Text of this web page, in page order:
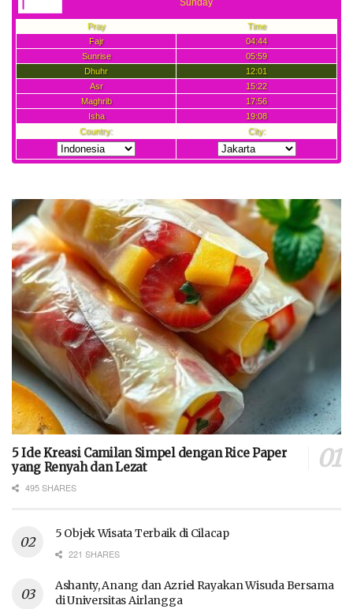
5 Ide Kreasi Camilan Simpel dengan Rice Paper
yang Renyah dan Lezat
495 SHARES
5 Objek Wisata Terbaik di Cilacap
221 SHARES
Ashanty, Anang dan Azriel Rayakan Wisuda Bersama
di Universitas Airlangga